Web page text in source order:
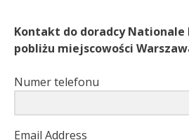
Kontakt do doradcy Nationale
pobliżu miejscowości
Numer telefonu
Email Address